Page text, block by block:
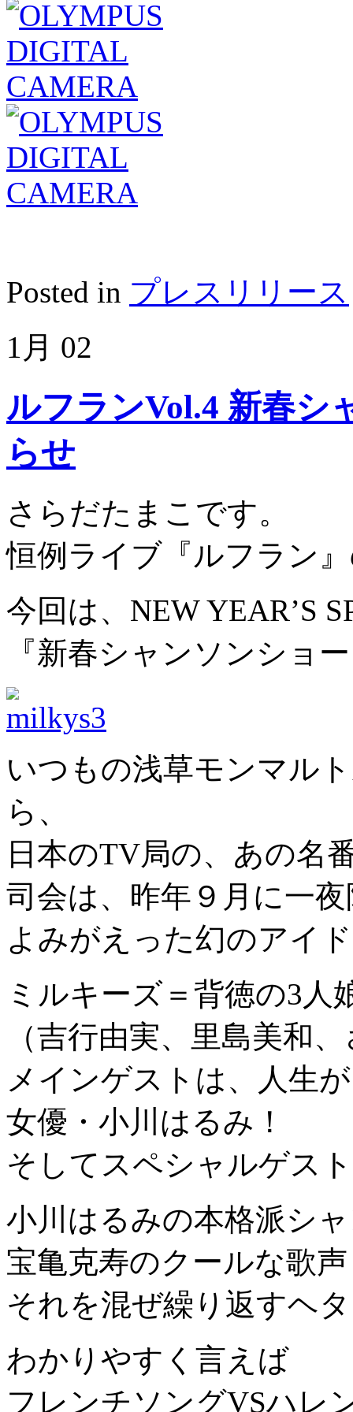
Posted in プレスリリース
1月 02
ルフランVol.4 新春
らせ
さらだたまこです。
恒例ライブ『ルフラン
今回は、NEW YEAR’S
『新春シャンソンショ
いつもの浅草モンマル
ら、
日本のTV局の、あの名
司会は、昨年９月に一
よみがえった幻のアイ
ミルキーズ＝背徳の3人
（吉行由実、里島美和
メインゲストは、人生
女優・小川はるみ！
そしてスペシャルゲス
小川はるみの本格派シ
宝亀克寿のクールな歌声
それを混ぜ繰り返すヘ
わかりやすく言えば
フレンチソングVSハレ